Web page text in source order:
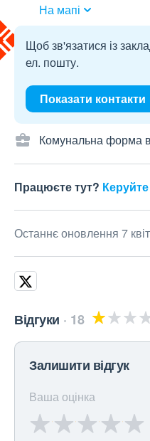
На мапі
Щоб зв'язатися із
ел. пошту.
Показати контакти
Комунальна форма
Працюєте тут?
Останнє оновлення 7
Відгуки 18
Залишити відгук
Ваша оцінка